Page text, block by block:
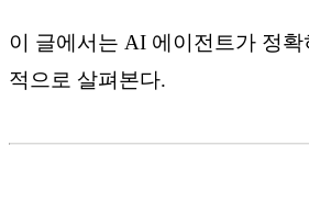
이 글에서는 AI 에이전트가 정
적으로 살펴본다.